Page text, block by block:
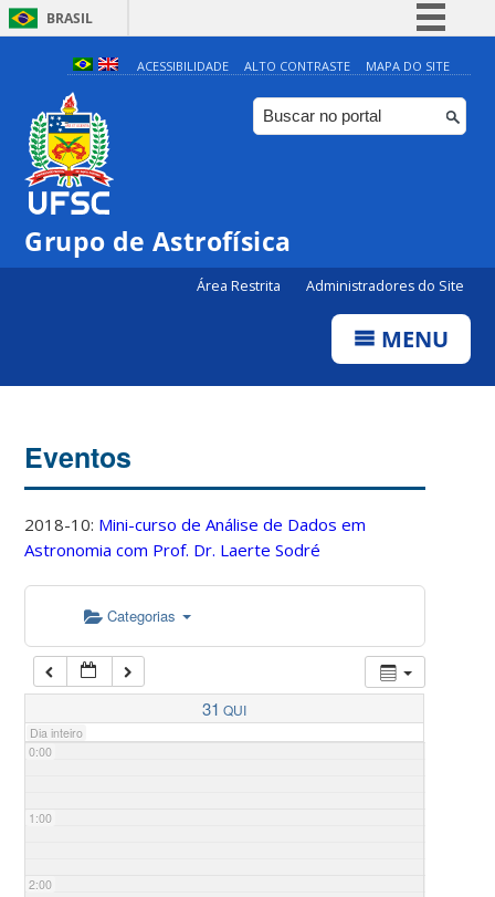
BRASIL
Simplifique!
Comunica BR
Participe
ACESSIBILIDADE ALTO CONTRASTE MAPA DO SITE
Grupo de Astrofísica
Área Restrita Administradores do Site
MENU
Eventos
2018-10: Mini-curso de Análise de Dados em
Astronomia com Prof. Dr. Laerte Sodré
Categorias
31 QUI
Dia inteiro
0:00
1:00
2:00